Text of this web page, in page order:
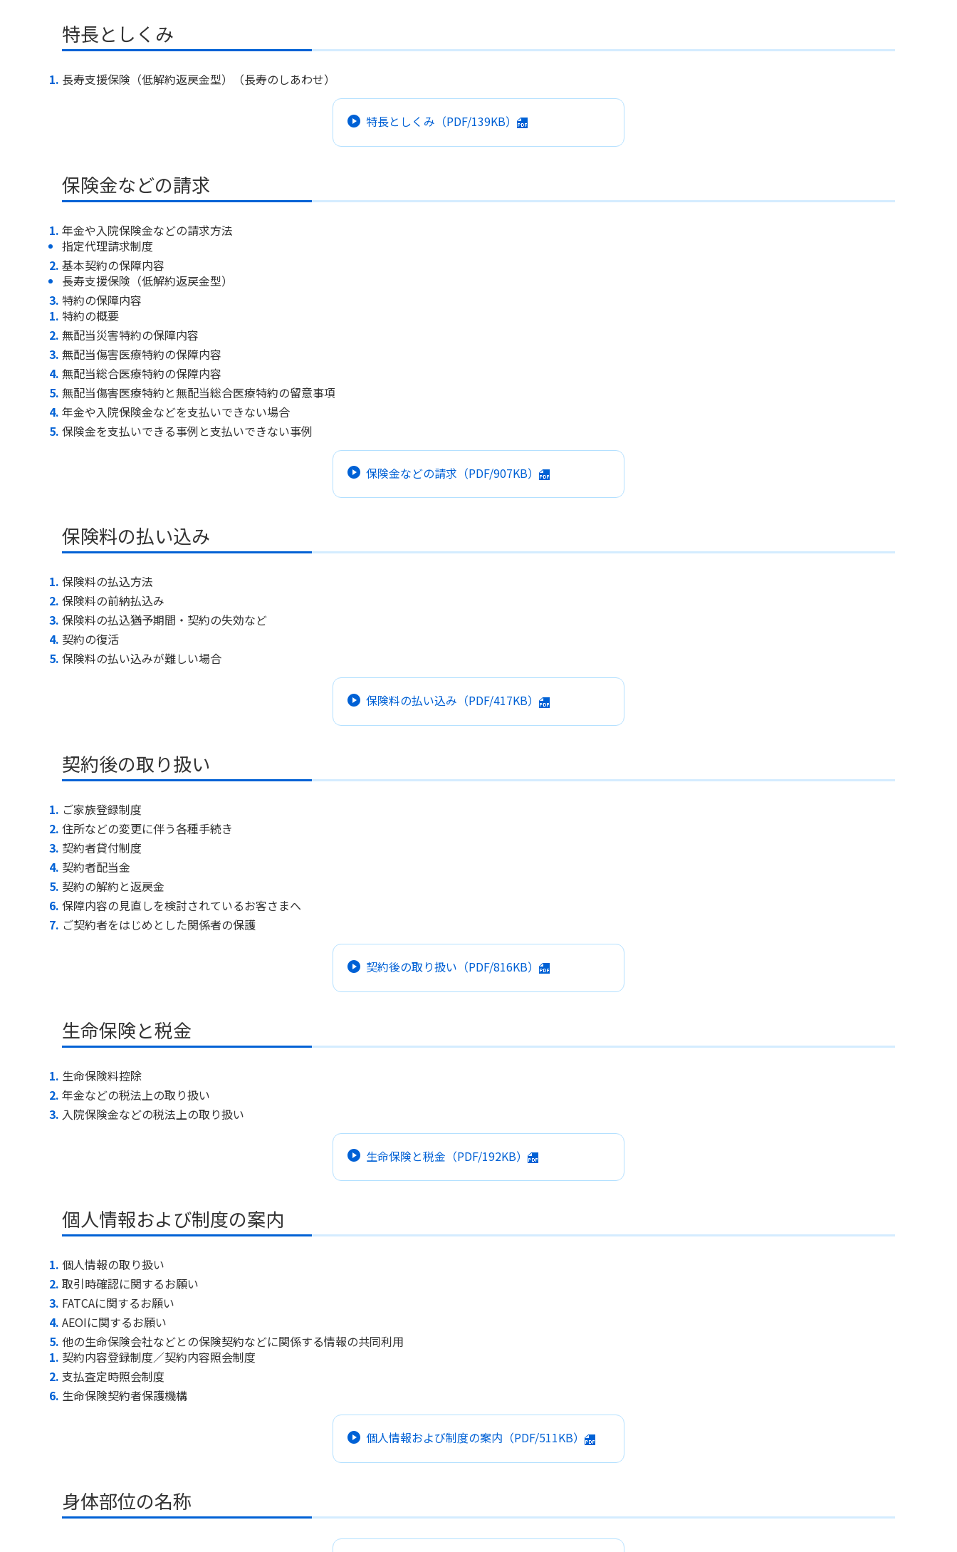
特長としくみ
長寿支援保険（低解約返戻金型）（長寿のしあわせ）
特長としくみ （PDF/139KB）
保険金などの請求
年金や入院保険金などの請求方法
指定代理請求制度
基本契約の保障内容
長寿支援保険（低解約返戻金型）
特約の保障内容
特約の概要
無配当災害特約の保障内容
無配当傷害医療特約の保障内容
無配当総合医療特約の保障内容
無配当傷害医療特約と無配当総合医療特約の留意事項
年金や入院保険金などを支払いできない場合
保険金を支払いできる事例と支払いできない事例
保険金などの請求 （PDF/907KB）
保険料の払い込み
保険料の払込方法
保険料の前納払込み
保険料の払込猶予期間・契約の失効など
契約の復活
保険料の払い込みが難しい場合
保険料の払い込み （PDF/417KB）
契約後の取り扱い
ご家族登録制度
住所などの変更に伴う各種手続き
契約者貸付制度
契約者配当金
契約の解約と返戻金
保障内容の見直しを検討されているお客さまへ
ご契約者をはじめとした関係者の保護
契約後の取り扱い （PDF/816KB）
生命保険と税金
生命保険料控除
年金などの税法上の取り扱い
入院保険金などの税法上の取り扱い
生命保険と税金 （PDF/192KB）
個人情報および制度の案内
個人情報の取り扱い
取引時確認に関するお願い
FATCAに関するお願い
AEOIに関するお願い
他の生命保険会社などとの保険契約などに関係する情報の共同利用
契約内容登録制度／契約内容照会制度
支払査定時照会制度
生命保険契約者保護機構
個人情報および制度の案内 （PDF/511KB）
身体部位の名称